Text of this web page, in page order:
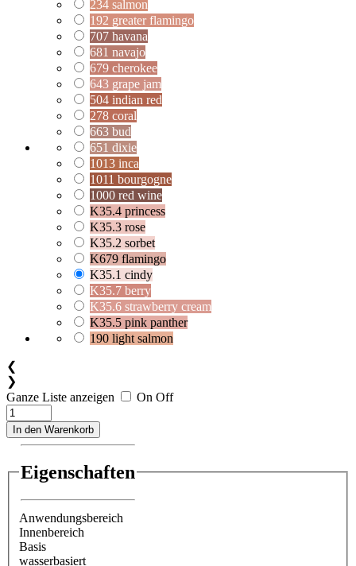
234 salmon
192 greater flamingo
707 havana
681 navajo
679 cherokee
643 grape jam
504 indian red
278 coral
663 bud
651 dixie
1013 inca
1011 bourgogne
1000 red wine
K35.4 princess
K35.3 rose
K35.2 sorbet
K679 flamingo
K35.1 cindy
K35.7 berry
K35.6 strawberry cream
K35.5 pink panther
190 light salmon
❮
❯
Ganze Liste anzeigen
On Off
In den Warenkorb
Eigenschaften
Anwendungsbereich
Innenbereich
Basis
wasserbasiert